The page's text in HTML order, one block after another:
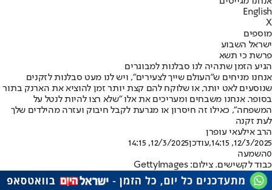
English
X
מוספים
ישראל השבוע
פרשת כי תשא
הגיע הזמן שתהיה לנו סבלנות למבוגרים
אנחנו מניחים ש"העולם שייך לצעירים", ויש לנו מעט סבלנות לזקנים
שנוסעים לאט יותר, או שלוקח להם קצת יותר זמן להוציא את הארנק בתור
בסופר. אנחנו משבחים ומעריכים את אלו "שלא רצו להיות לנטל על
המשפחה", כאילו זה חיסרון או מגרעת לקבל חיבוק ועזרה מהילדים שלך
לעת זקנה
הרב אילעאי עופרן
12/3/2025, 14:15
,עודכן12/3/2025, 14:15
0השמעה
כבוד לקשישים. צילום: GettyImages